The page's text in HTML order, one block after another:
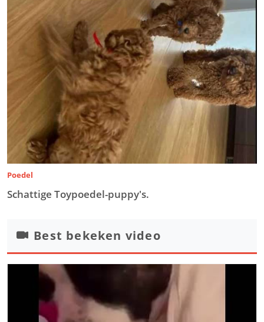
Poedel
Schattige Toypoedel-puppy's.
Best bekeken video